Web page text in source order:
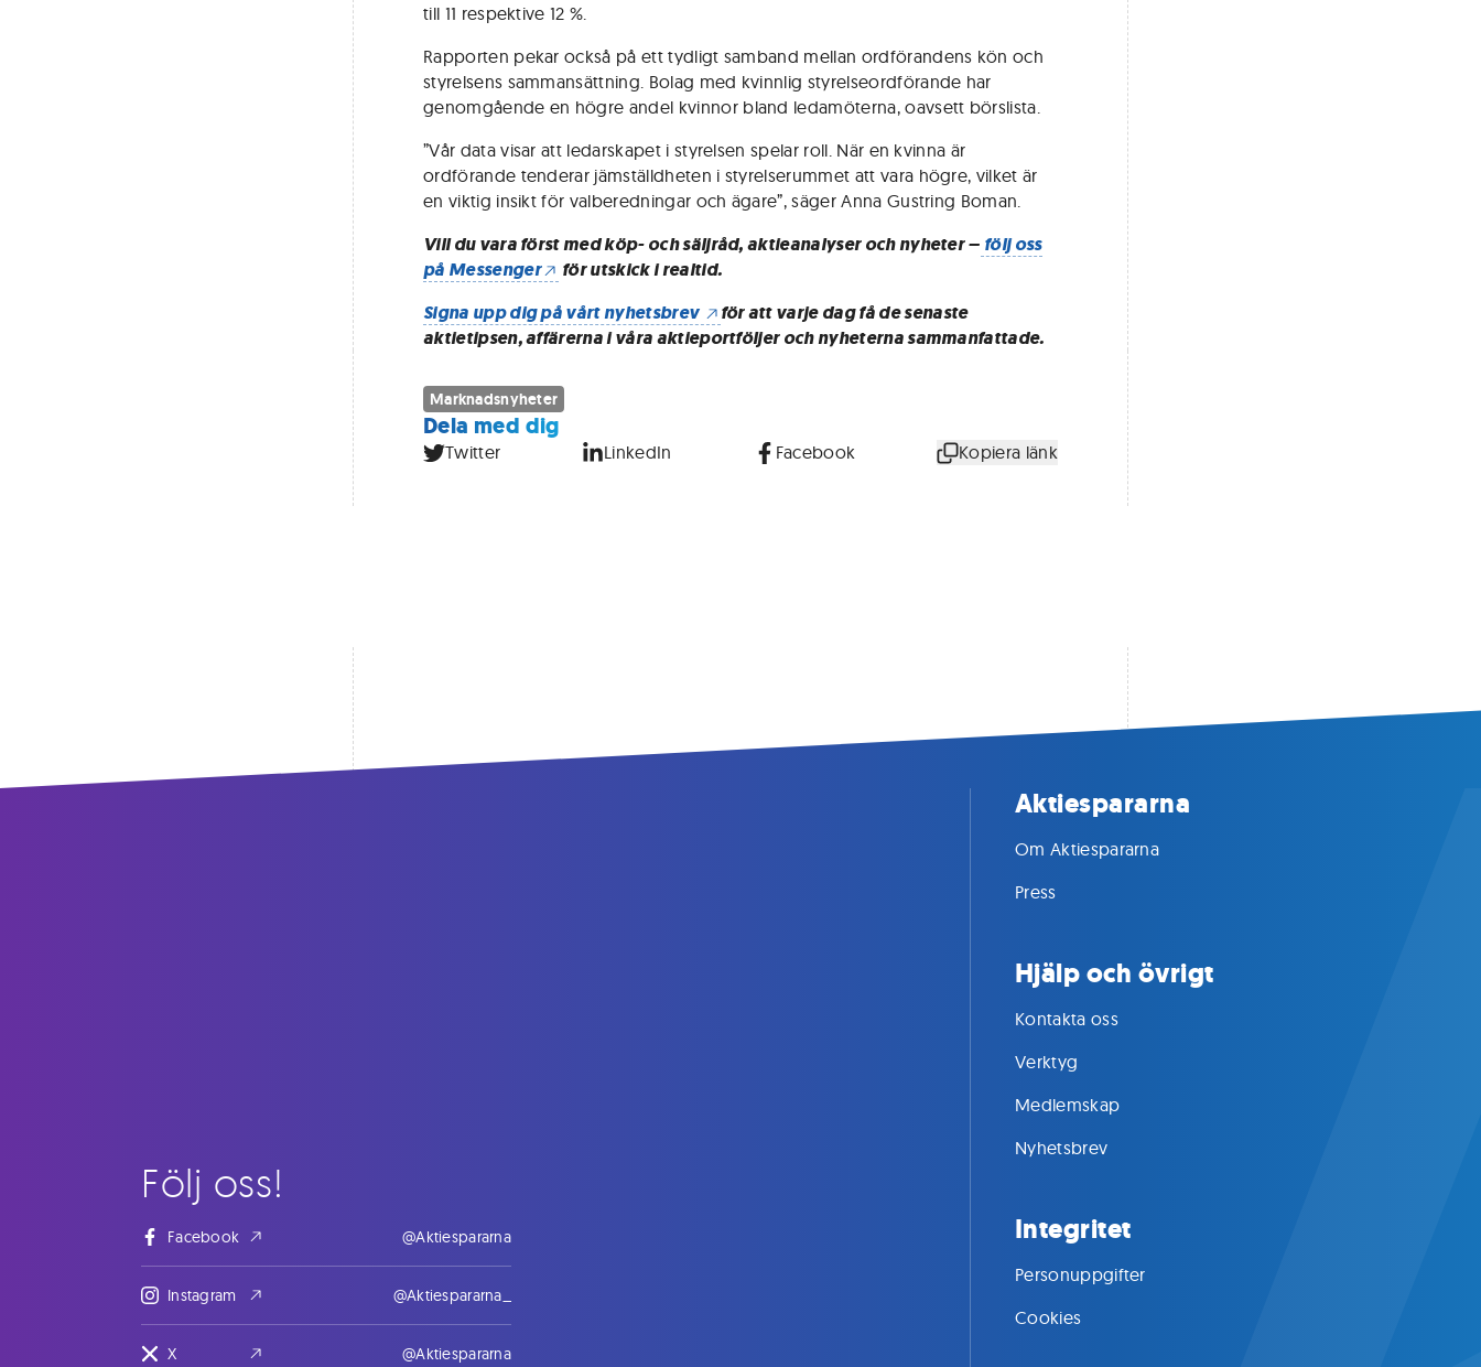
till 11 respektive 12 %.
Rapporten pekar också på ett tydligt samband mellan ordförandens kön och
styrelsens sammansättning. Bolag med kvinnlig styrelseordförande har
genomgående en högre andel kvinnor bland ledamöterna, oavsett börslista.
”Vår data visar att ledarskapet i styrelsen spelar roll. När en kvinna är
ordförande tenderar jämställdheten i styrelserummet att vara högre, vilket är
en viktig insikt för valberedningar och ägare”, säger Anna Gustring Boman.
Vill du vara först med köp- och säljråd, aktieanalyser och nyheter – följ oss
på Messenger
för utskick i realtid.
Signa upp dig på vårt nyhetsbrev
för att varje dag få de senaste
aktietipsen, affärerna i våra aktieportföljer och nyheterna sammanfattade.
Marknadsnyheter
Dela med dig
Twitter LinkedIn Facebook Kopiera länk
Följ oss!
Facebook @Aktiespararna
Instagram @Aktiespararna_
X @Aktiespararna
Aktiespararna
Om Aktiespararna
Press
Hjälp och övrigt
Kontakta oss
Verktyg
Medlemskap
Nyhetsbrev
Integritet
Personuppgifter
Cookies